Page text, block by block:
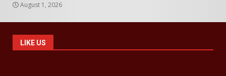
August 1, 2026
LIKE US